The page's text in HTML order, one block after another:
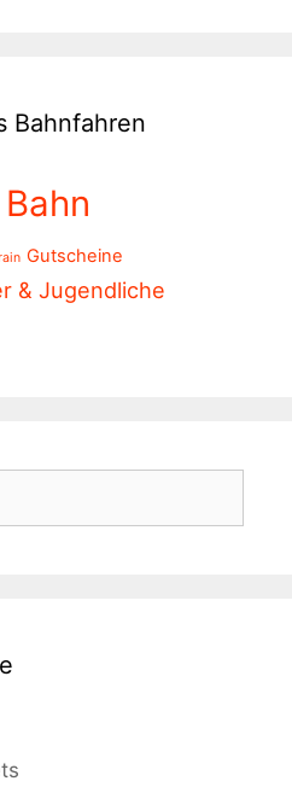
Bahnfahren
Gutscheine
& Jugendliche